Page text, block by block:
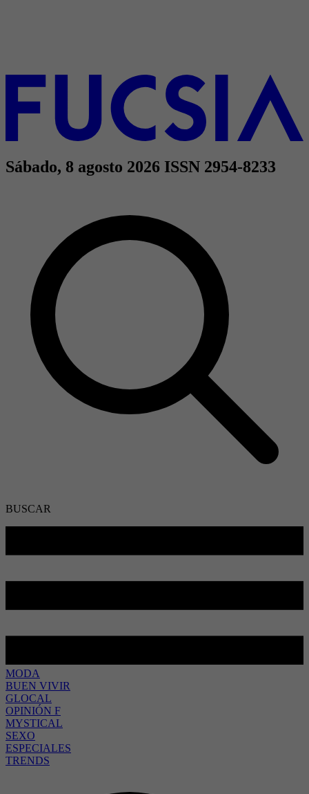
Sábado, 8 agosto 2026 ISSN 2954-8233
BUSCAR
MODA
BUEN VIVIR
GLOCAL
OPINIÓN F
MYSTICAL
SEXO
ESPECIALES
TRENDS